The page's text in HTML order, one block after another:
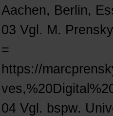
Aachen, Berlin,
03 Vgl. M.
=
https://
04 Vgl. bspw.